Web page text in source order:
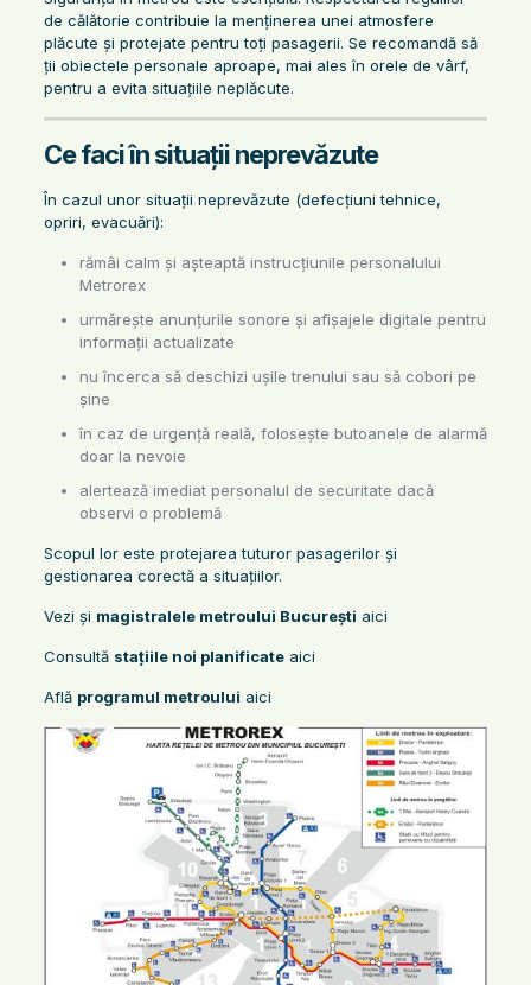
de călătorie contribuie la menținerea unei atmosfere
plăcute și protejate pentru toți pasagerii. Se recomandă să
ții obiectele personale aproape, mai ales în orele de vârf,
pentru a evita situațiile neplăcute.
Ce faci în situații neprevăzute
În cazul unor situații neprevăzute (defecțiuni tehnice,
opriri, evacuări):
rămâi calm și așteaptă instrucțiunile personalului
Metrorex
urmărește anunțurile sonore și afișajele digitale pentru
informații actualizate
nu încerca să deschizi ușile trenului sau să cobori pe
șine
în caz de urgență reală, folosește butoanele de alarmă
doar la nevoie
alertează imediat personalul de securitate dacă
observi o problemă
Scopul lor este protejarea tuturor pasagerilor și
gestionarea corectă a situațiilor.
Vezi și magistralele metroului București aici
Consultă stațiile noi planificateaici
Află programul metroului aici